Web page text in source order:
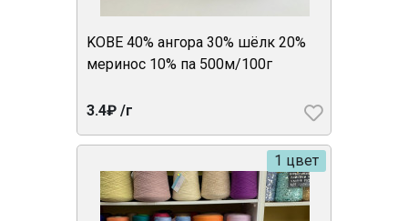
KOBE 40% ангора 30% шёлк 20%
меринос 10% па 500м/100г
3.4₽ /г
1 цвет